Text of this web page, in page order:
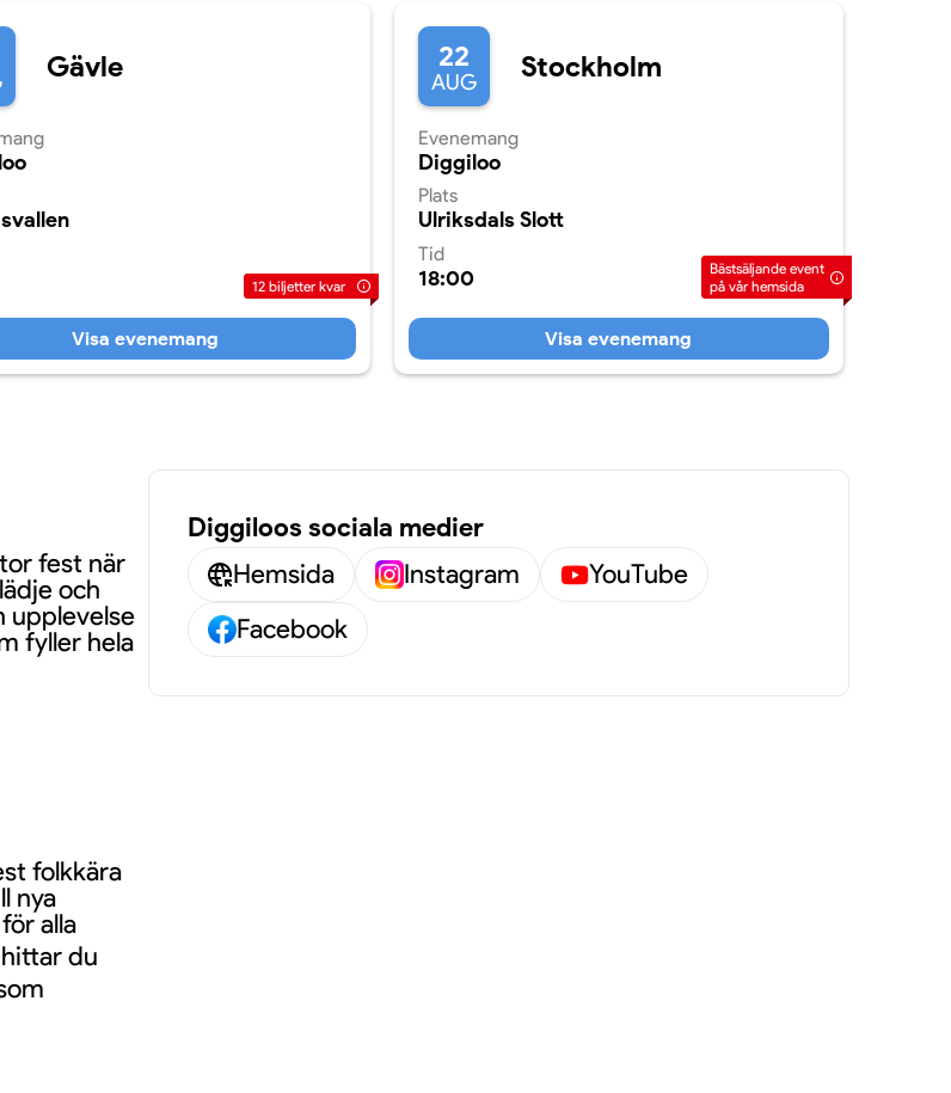
Gävle
Visa evenemang
12 biljetter kvar
22
AUG Stockholm
Plats
Ulriksdals Slott
Evenemang
Diggiloo
Tid
18:00
Visa evenemang
Bästsäljande event
på vår hemsida
fest när
och
upplevelse
fyller hela
folkkära
nya
alla
hittar du
Diggiloos sociala medier
Hemsida
Instagram
YouTube
Facebook